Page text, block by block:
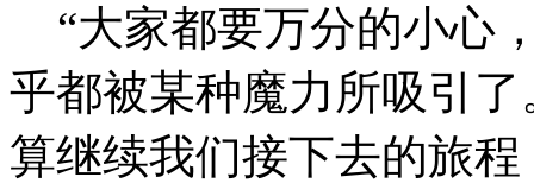
“大家都要万分的小心
乎都被某种魔力所吸引
算继续我们接下去的旅